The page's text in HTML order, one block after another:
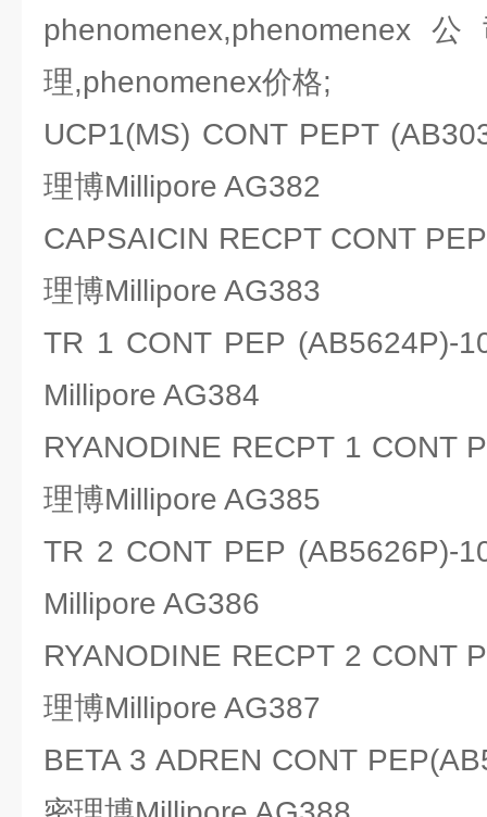
phenomenex,phenomenex
理,phenomenex价格;
UCP1(MS) CONT PEPT
理博Millipore AG382
CAPSAICIN RECPT CONT
理博Millipore AG383
TR 1 CONT PEP (AB5624P)-
Millipore AG384
RYANODINE RECPT 1 CONT
理博Millipore AG385
TR 2 CONT PEP (AB5626P)-
Millipore AG386
RYANODINE RECPT 2 CONT
理博Millipore AG387
BETA 3 ADREN CONT